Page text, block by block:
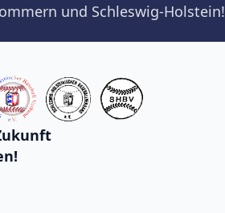
und Schleswig-Holstein!